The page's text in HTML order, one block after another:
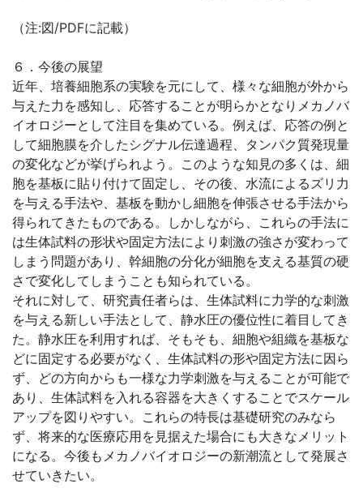
（注:図/PDFに記載）
６．今後の展望
近年、培養細胞系の実験を元にして、様々な細胞が外から
与えた力を感知し、応答することが明らかとなりメカノバ
イオロジーとして注目を集めている。例えば、応答の例と
して細胞膜を介したシグナル伝達過程、タンパク質発現量
の変化などが挙げられよう。このような知見の多くは、細
胞を基板に貼り付けて固定し、その後、水流によるズリ力
を与える手法や、基板を動かし細胞を伸張させる手法から
得られてきたものである。しかしながら、これらの手法に
は生体試料の形状や固定方法により刺激の強さが変わって
しまう問題があり、幹細胞の分化が細胞を支える基質の硬
さで変化してしまうことも知られている。
それに対して、研究責任者らは、生体試料に力学的な刺激
を与える新しい手法として、静水圧の優位性に着目してき
た。静水圧を利用すれば、そもそも、細胞や組織を基板な
どに固定する必要がなく、生体試料の形や固定方法に因ら
ず、どの方向からも一様な力学刺激を与えることが可能で
あり、生体試料を入れる容器を大きくすることでスケール
アップを図りやすい。これらの特長は基礎研究のみなら
ず、将来的な医療応用を見据えた場合にも大きなメリット
になる。今後もメカノバイオロジーの新潮流として発展さ
せていきたい。